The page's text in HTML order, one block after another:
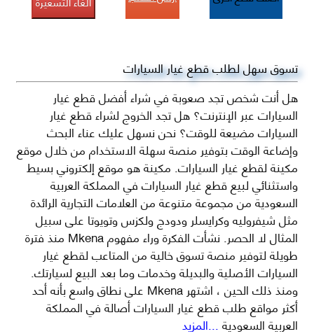
تسوق سهل لطلب قطع غيار السيارات
هل أنت شخص تجد صعوبة في شراء أفضل قطع غيار
السيارات عبر الإنترنت؟ هل تجد الخروج لشراء قطع غيار
السيارات مضيعة للوقت؟ نحن نسهل عليك عناء البحث
وإضاعة الوقت بتوفير منصة سهلة الاستخدام من خلال موقع
مكينة لقطع غيار السيارات. مكينة هو موقع إلكتروني بسيط
واستثنائي لبيع قطع غيار السيارات في المملكة العربية
السعودية من مجموعة متنوعة من العلامات التجارية الرائدة
مثل شيفروليه وكرايسلر ودودج ولكزس وتويوتا على سبيل
المثال لا الحصر. نشأت الفكرة وراء مفهوم Mkena منذ فترة
طويلة لتوفير منصة تسوق خالية من المتاعب لقطع غيار
السيارات الأصلية والبديلة وخدمات وما بعد البيع لسيارتك.
ومنذ ذلك الحين ، اشتهر Mkena على نطاق واسع بأنه أحد
أكثر مواقع طلب قطع غيار السيارات أصالة في المملكة
العربية السعودية...المزيد